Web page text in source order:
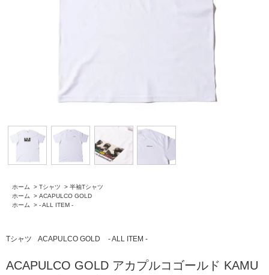
ホーム > Tシャツ > 半袖Tシャツ
ホーム
> ACAPULCO GOLD
ホーム
> - ALL ITEM -
Tシャツ ACAPULCO GOLD - ALL ITEM -
ACAPULCO GOLD アカプルコゴールド KAMU